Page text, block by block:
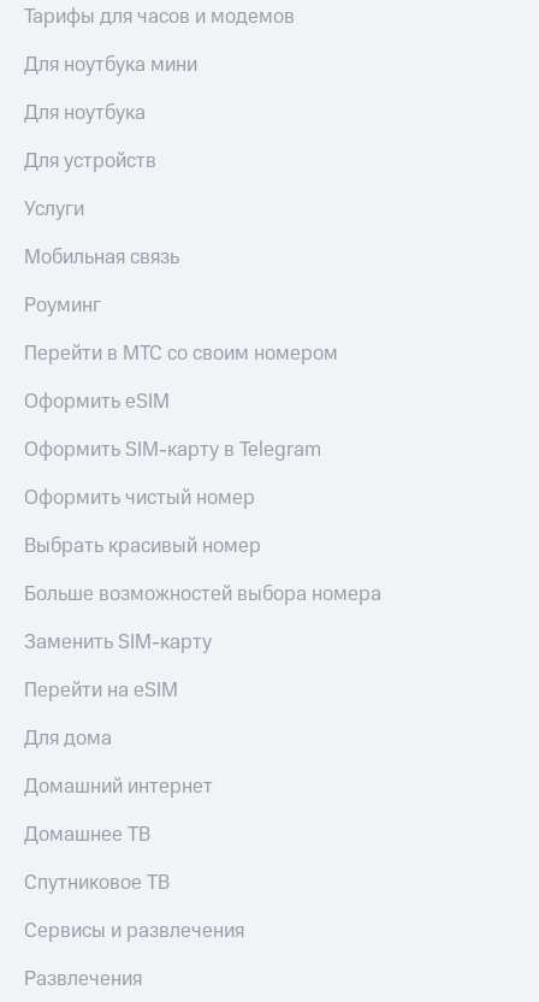
Тарифы для часов и модемов
Для ноутбука мини
Для ноутбука
Для устройств
Услуги
Мобильная связь
Роуминг
Перейти в МТС со своим номером
Оформить eSIM
Оформить SIM-карту в Telegram
Оформить чистый номер
Выбрать красивый номер
Больше возможностей выбора номера
Заменить SIM-карту
Перейти на eSIM
Для дома
Домашний интернет
Домашнее ТВ
Спутниковое ТВ
Сервисы и развлечения
Развлечения